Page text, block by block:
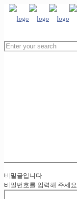
비밀글입니다
비밀번호를 입력해 주세요